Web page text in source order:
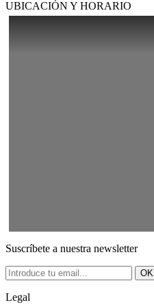
UBICACIÓN Y HORARIO
Suscríbete a nuestra newsletter
OK
Legal